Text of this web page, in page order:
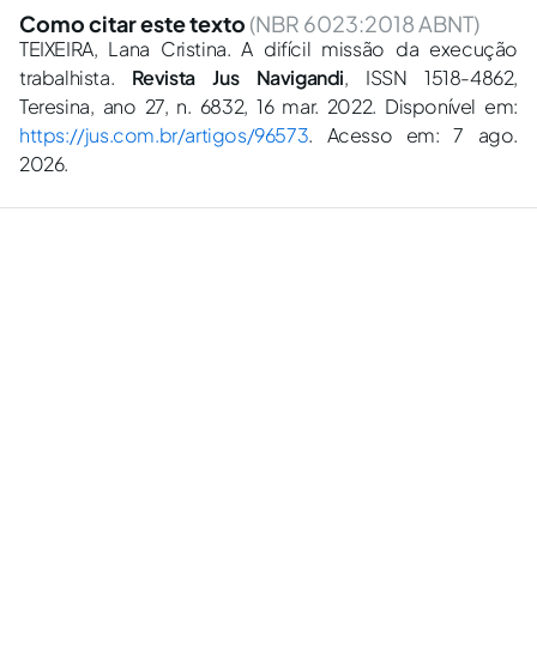
Como citar este texto (NBR 6023:2018 ABNT)
TEIXEIRA, Lana Cristina. A difícil missão da execução
trabalhista. Revista Jus Navigandi, ISSN 1518-4862,
Teresina, ano 27, n. 6832, 16 mar. 2022. Disponível em:
https://jus.com.br/artigos/96573. Acesso em: 7 ago.
2026.